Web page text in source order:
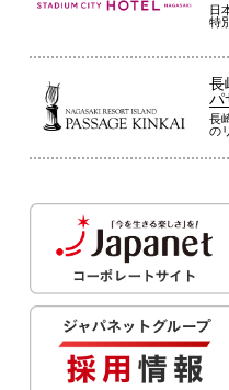
日
特
長
パ
長
の